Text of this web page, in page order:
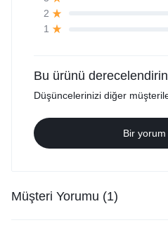
2
1
Bu ürünü derecelendirin
Düşüncelerinizi diğer
Bir yorum
Müşteri Yorumu (1)